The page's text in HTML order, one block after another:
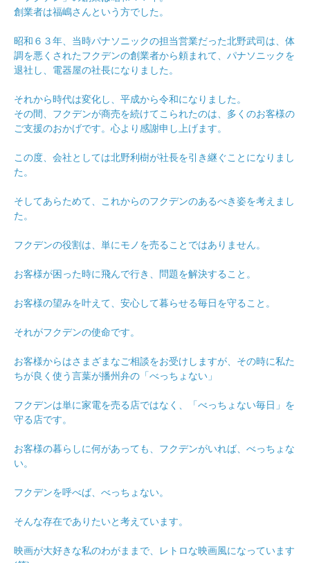
創業者は福嶋さんという方でした。
昭和６３年、当時パナソニックの担当営業だった北野武司は、体
調を悪くされたフクデンの創業者から頼まれて、パナソニックを
退社し、電器屋の社長になりました。
それから時代は変化し、平成から令和になりました。
その間、フクデンが商売を続けてこられたのは、多くのお客様の
ご支援のおかげです。心より感謝申し上げます。
この度、会社としては北野利樹が社長を引き継ぐことになりまし
た。
そしてあらためて、これからのフクデンのあるべき姿を考えまし
た。
フクデンの役割は、単にモノを売ることではありません。
お客様が困った時に飛んで行き、問題を解決すること。
お客様の望みを叶えて、安心して暮らせる毎日を守ること。
それがフクデンの使命です。
お客様からはさまざまなご相談をお受けしますが、その時に私た
ちが良く使う言葉が播州弁の「べっちょない」
フクデンは単に家電を売る店ではなく、「べっちょない毎日」を
守る店です。
お客様の暮らしに何があっても、フクデンがいれば、べっちょな
い。
フクデンを呼べば、べっちょない。
そんな存在でありたいと考えています。
映画が大好きな私のわがままで、レトロな映画風になっています